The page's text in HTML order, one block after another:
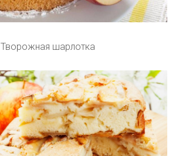
Творожная шарлотка